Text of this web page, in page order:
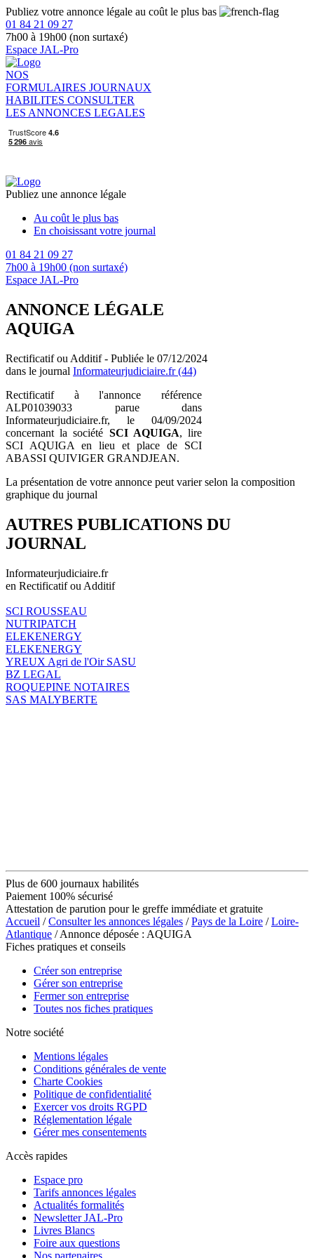
Publiez votre annonce légale au coût le plus bas
01 84 21 09 27
7h00 à 19h00 (non surtaxé)
Espace JAL-Pro
NOS
FORMULAIRES JOURNAUX
HABILITES CONSULTER
LES ANNONCES LEGALES
Publiez une annonce légale
Au coût le plus bas
En choisissant votre journal
01 84 21 09 27
7h00 à 19h00 (non surtaxé)
Espace JAL-Pro
ANNONCE LÉGALE
AQUIGA
Rectificatif ou Additif - Publiée le 07/12/2024
dans le journal Informateurjudiciaire.fr (44)
Rectificatif à l'annonce référence
ALP01039033 parue dans
Informateurjudiciaire.fr, le 04/09/2024
concernant la société SCI AQUIGA, lire
SCI AQUIGA en lieu et place de SCI
ABASSI QUIVIGER GRANDJEAN.
La présentation de votre annonce peut varier selon la composition
graphique du journal
AUTRES PUBLICATIONS DU
JOURNAL
Informateurjudiciaire.fr
en Rectificatif ou Additif
SCI ROUSSEAU
NUTRIPATCH
ELEKENERGY
ELEKENERGY
YREUX Agri de l'Oir SASU
BZ LEGAL
ROQUEPINE NOTAIRES
SAS MALYBERTE
Plus de 600 journaux habilités
Paiement 100% sécurisé
Attestation de parution pour le greffe immédiate et gratuite
Accueil /Consulter les annonces légales /Pays de la Loire /Loire-
Atlantique / Annonce déposée : AQUIGA
Fiches pratiques et conseils
Créer son entreprise
Gérer son entreprise
Fermer son entreprise
Toutes nos fiches pratiques
Notre société
Mentions légales
Conditions générales de vente
Charte Cookies
Politique de confidentialité
Exercer vos droits RGPD
Réglementation légale
Gérer mes consentements
Accès rapides
Espace pro
Tarifs annonces légales
Actualités formalités
Newsletter JAL-Pro
Livres Blancs
Foire aux questions
Nos partenaires